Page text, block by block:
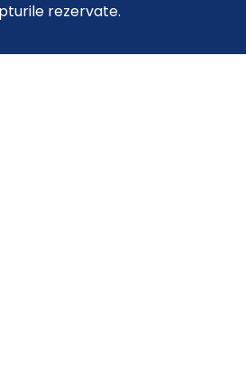
rezervate.